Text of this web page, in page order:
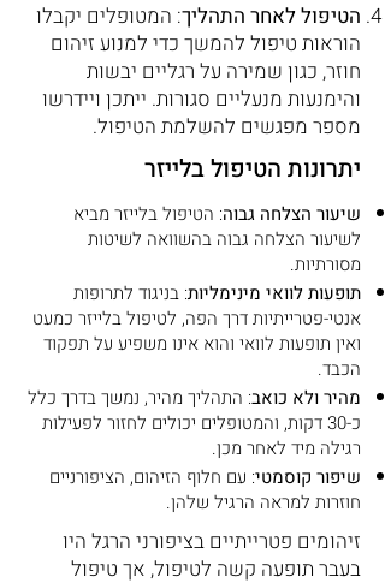
הטיפול לאחר התהליך: המטופלים יקבלו
הוראות טיפול להמשך כדי למנוע זיהום
חוזר, כגון שמירה על רגליים יבשות
והימנעות מנעליים סגורות. ייתכן ויידרשו
מספר מפגשים להשלמת הטיפול.
יתרונות הטיפול בלייזר
שיעור הצלחה גבוה: הטיפול בלייזר מביא
לשיעור הצלחה גבוה בהשוואה לשיטות
מסורתיות.
תופעות לוואי מינימליות: בניגוד לתרופות
אנטי-פטרייתיות דרך הפה, לטיפול בלייזר כמעט
ואין תופעות לוואי והוא אינו משפיע על תפקוד
הכבד.
מהיר ולא כואב: התהליך מהיר, נמשך בדרך כלל
כ-30 דקות, והמטופלים יכולים לחזור לפעילות
רגילה מיד לאחר מכן.
שיפור קוסמטי: עם חלוף הזיהום, הציפורניים
חוזרות למראה הרגיל שלהן.
זיהומים פטרייתיים בציפורני הרגל היו
בעבר תופעה קשה לטיפול, אך טיפול